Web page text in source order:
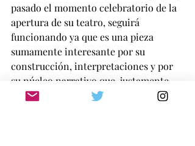
pasado el momento celebratorio de la
apertura de su teatro, seguirá
funcionando ya que es una pieza
sumamente interesante por su
construcción, interpretaciones y por
su núcleo narrativo que, justamente,
es puro teatro.